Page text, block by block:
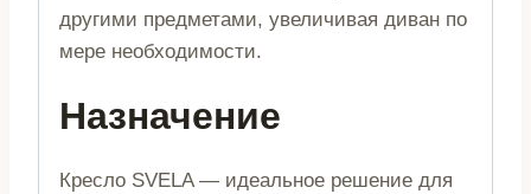
другими предметами, увеличивая диван по
мере необходимости.
Назначение
Кресло SVELA — идеальное решение для